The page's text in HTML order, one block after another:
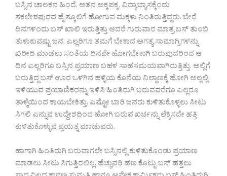
ಬಸ್ಸಿನ ಚಾಲಕನ ಹಿಂದೆ, ಆತನ ಅಕ್ಕಪಕ್ಕ, ವಿದ್ಯಾಭ್ಯಾಸಕ್ಕೆಂದು
ಸಕಲೇಶಪುರದ ಹೈಸ್ಕೂಲಿಗೆ ಹೋಗುವ ಮಕ್ಕಳು ನಿಂತಿರುತ್ತಿದ್ದರು. ಬೇರೆ
ದಿನಗಳಂದು ಬಸ್ ಖಾಲಿ ಇರುತ್ತಿತ್ತು ಆದರೆ ಗುರುವಾರ ಮಾತ್ರ ಬಸ್ ತುಂಬಿ
ತುಳುಕುವಷ್ಟು ಜನ. ಎಲ್ಲರಿಗೂ ತಮಗೆ ಬೇಕಾದ ಅಗತ್ಯ ಸಾಮಾಗ್ರಿಗಳನ್ನು
ಖರೀದಿ ಮಾಡಲು ಸಂತೆಯ ದಿನವೇ ಹೋಗಬೇಕಾಗಿ ಬರುವುದರಿಂದ ಆ
ದಿನ ಎಲ್ಲರಿಗೂ ಬಸ್ಸಿನ ಪ್ರಯಾಣ ಬಹಳ ಸಾಹಸಮಯವಾಗಿರುತ್ತಿತ್ತು. ಅಲ್ಲಿಗೆ
ಬರುತ್ತಿದ್ದ ಬಸ್ ಊರ ಒಳಗಿನ ಹಳ್ಳಿಯ ಕೊನೆಯ ನಿಲ್ದಾಣಕ್ಕೆ ಹೋಗಿ ಅಲ್ಲಲ್ಲಿ
ಇಳಿಯುವ ಪ್ರಯಾಣಿಕರನ್ನು ಇಳಿಸಿ ಹಿಂತಿರುಗಿ ಬರುವವರೆಗೂ ಎಲ್ಲರೂ
ತಾಳ್ಮೆಯಿಂದ ಕಾಯಬೇಕಿತ್ತು. ಎಷ್ಟೋ ಬಾರಿ ಜನರು ಕುಳಿತುಕೊಳ್ಳಲು ಸೀಟು
ಸಿಗಲಿ ಎನ್ನುವ ಉದ್ದೇಶದಿಂದ ಹೋಗಿ ಬರುವ ಖರ್ಚನ್ನು ಲೆಕ್ಕಿಸದೇ ಹತ್ತಿ
ಕುಳಿತುಕೊಳ್ಳುವ ಪ್ರಯತ್ನ ಮಾಡುವರು.
ಹಾಗಾಗಿ ಹಿಂತಿರುಗಿ ಬರುವಾಗಲೇ ಬಸ್ಸಿನಲ್ಲಿ ಕುಳಿತುಕೊಂಡು ಪ್ರಯಾಣ
ಮಾಡಲು ಸೀಟು ಸಿಗುತ್ತಿರಲಿಲ್ಲ. ಹೆಚ್ಚುವರಿ ಹಣ ಕೊಟ್ಟು ಬಸ್ ಹತ್ತಲು